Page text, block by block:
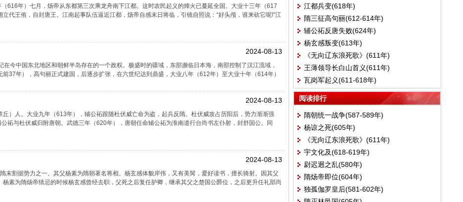
616年）七月，炀帝从东都第三次乘龙舟南下江都。这时农民起义的烽火已蔓延全国。大业十三年（617
代王侑，自封唐王。江南起事队伍逼近江都，炀帝自感末日将临，引镜自照说：“好头颅，谁来砍它呢!”江
2024-08-13
今中国东北地区和朝鲜半岛存在的一个政权。极盛时的疆域，东部濒临日本海，南部控制了汉江流域，
37年），高句丽正式建国，后逐步扩张，在六世纪达到鼎盛，大业八年（612年）至大业十年（614年）
2024-08-13
）人。大业九年（613年），辅公祏跟随杜伏威亡命为盗，起兵反隋。杜伏威攻占历阳后，势力渐渐强
祏与杜伏威归附唐朝。武德三年（620年），唐朝任命辅公祏为淮南道行台尚书左仆射，封舒国公。同
2024-08-13
末割据势力之一。其父杨素为隋朝著名将相。杨玄感体貌岸伟，又有美髯，爱好读书，擅长骑射。因其父
素为隋炀帝猜忌的时候杨玄感曾经去职，父死之后复任胪卿，继承其父之楚国公爵位，之后更升任礼部尚
江都兵变(618年)
隋三征高句丽(612-614年)
辅公祏反唐失败(624年)
杨玄感叛变(613年)
《无向辽东浪死歌》(611年)
王薄领导长白山首义(611年)
瓦岗军起义(611-618年)
阅读排行
隋朝统一战争(587-589年)
杨谅之死(605年)
《无向辽东浪死歌》(611年)
宇文化及(618-619年)
尉迟迥之乱(580年)
隋炀帝即位(604年)
独孤伽罗皇后(581-602年)